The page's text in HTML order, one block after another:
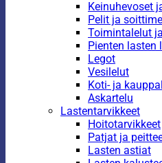
Keinuhevoset
Pelit ja
Toimintalelut
Pienten lasten
Legot
Vesilelut
Koti- ja
Askartelu
Lastentarvikkeet
Hoitotarvikkeet
Patjat ja
Lasten astiat